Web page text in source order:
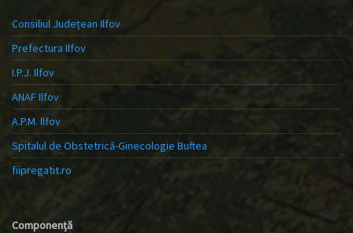
Consiliul Județean Ilfov
Prefectura Ilfov
I.P.J. Ilfov
ANAF Ilfov
A.P.M. Ilfov
Spitalul de Obstetrică-Ginecologie Buftea
fiipregatit.ro
Componență